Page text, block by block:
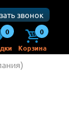
звонок
0
0
Корзина